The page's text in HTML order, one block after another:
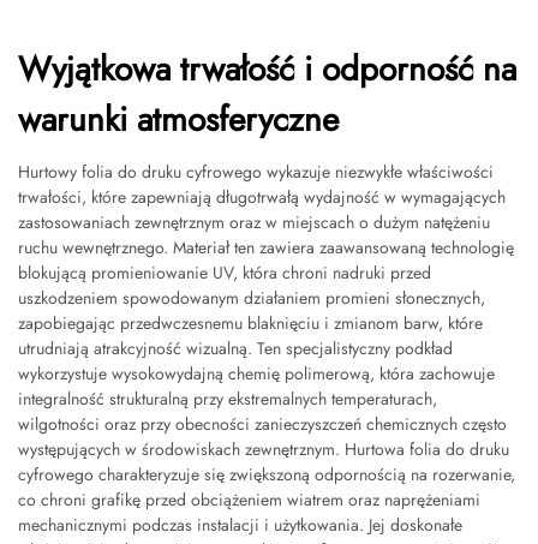
Wyjątkowa trwałość i odporność na
warunki atmosferyczne
Hurtowy folia do druku cyfrowego wykazuje niezwykłe właściwości
trwałości, które zapewniają długotrwałą wydajność w wymagających
zastosowaniach zewnętrznym oraz w miejscach o dużym natężeniu
ruchu wewnętrznego. Materiał ten zawiera zaawansowaną technologię
blokującą promieniowanie UV, która chroni nadruki przed
uszkodzeniem spowodowanym działaniem promieni słonecznych,
zapobiegając przedwczesnemu blaknięciu i zmianom barw, które
utrudniają atrakcyjność wizualną. Ten specjalistyczny podkład
wykorzystuje wysokowydajną chemię polimerową, która zachowuje
integralność strukturalną przy ekstremalnych temperaturach,
wilgotności oraz przy obecności zanieczyszczeń chemicznych często
występujących w środowiskach zewnętrznym. Hurtowa folia do druku
cyfrowego charakteryzuje się zwiększoną odpornością na rozerwanie,
co chroni grafikę przed obciążeniem wiatrem oraz naprężeniami
mechanicznymi podczas instalacji i użytkowania. Jej doskonałe